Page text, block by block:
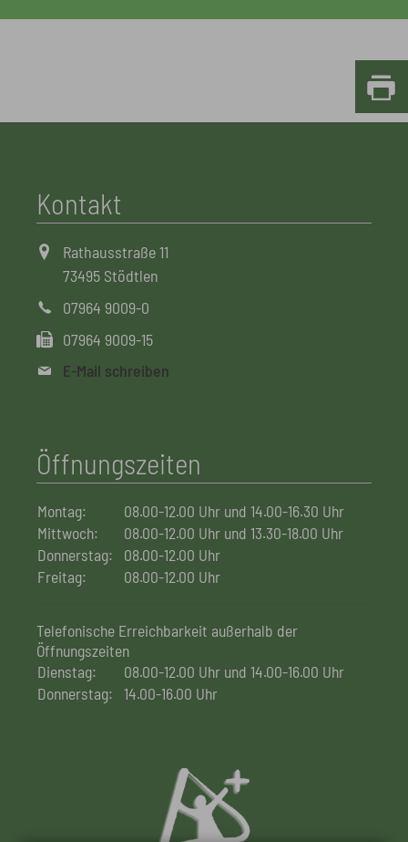
Kontakt
Rathausstraße 11
73495 Stödtlen
07964 9009-0
07964 9009-15
E-Mail schreiben
Öffnungszeiten
Montag:
08.00-12.00 Uhr und 14.00-16.30 Uhr
Mittwoch:
08.00-12.00 Uhr und 13.30-18.00 Uhr
Donnerstag:
08.00-12.00 Uhr
Freitag:
08.00-12.00 Uhr
Telefonische Erreichbarkeit außerhalb der
Öffnungszeiten
Dienstag:
08.00-12.00 Uhr und 14.00-16.00 Uhr
Donnerstag: 14.00-16.00 Uhr